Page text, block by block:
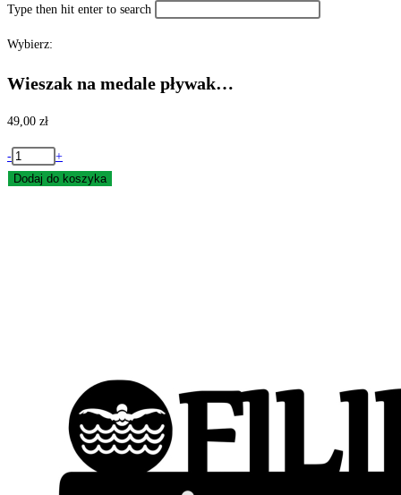
Type then hit enter to search
Wybierz:
Wieszak na medale pływak…
49,00 zł
ilość
Wieszak
-
+
Dodaj do koszyka